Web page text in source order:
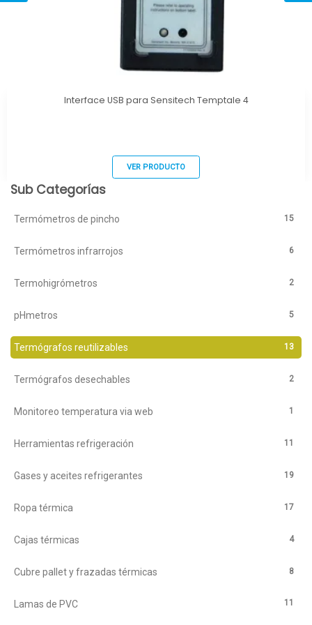
Interface USB para Sensitech Temptale 4
VER PRODUCTO
Sub Categorías
Termómetros de pincho 15
Termómetros infrarrojos 6
Termohigrómetros 2
pHmetros 5
Termógrafos reutilizables 13
Termógrafos desechables 2
Monitoreo temperatura via web 1
Herramientas refrigeración 11
Gases y aceites refrigerantes 19
Ropa térmica 17
Cajas térmicas 4
Cubre pallet y frazadas térmicas 8
Lamas de PVC 11